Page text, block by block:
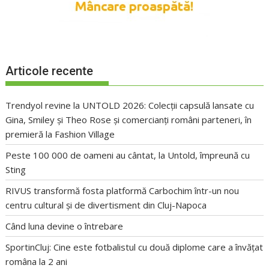
Articole recente
Trendyol revine la UNTOLD 2026: Colecții capsulă lansate cu
Gina, Smiley și Theo Rose și comercianți români parteneri, în
premieră la Fashion Village
Peste 100 000 de oameni au cântat, la Untold, împreună cu
Sting
RIVUS transformă fosta platformă Carbochim într-un nou
centru cultural și de divertisment din Cluj-Napoca
Când luna devine o întrebare
SportinCluj: Cine este fotbalistul cu două diplome care a învățat
româna la 2 ani